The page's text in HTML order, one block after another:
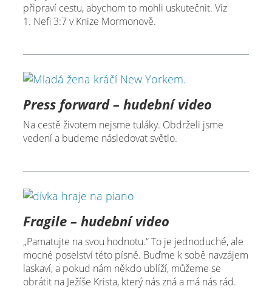
připraví cestu, abychom to mohli uskutečnit. Viz
1. Nefi 3:7 v Knize Mormonově.
Press forward – hudební video
Na cestě životem nejsme tuláky. Obdrželi jsme
vedení a budeme následovat světlo.
Fragile – hudební video
„Pamatujte na svou hodnotu.“ To je jednoduché, ale
mocné poselství této písně. Buďme k sobě navzájem
laskaví, a pokud nám někdo ublíží, můžeme se
obrátit na Ježíše Krista, který nás zná a má nás rád.